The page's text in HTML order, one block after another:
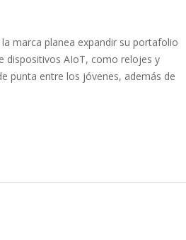
marca planea expandir su portafolio
dispositivos AIoT, como relojes y
punta entre los jóvenes, además de